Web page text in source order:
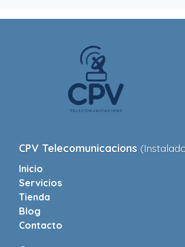
CPV Telecomunicacions
Inicio
Servicios
Tienda
Blog
Contacto